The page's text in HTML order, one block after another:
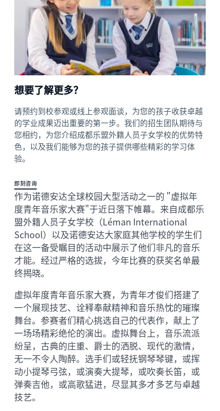
想要了解更多？
请预约到校参观或线上参观面谈，为您的孩子收获卓越
的学业成果迈出重要的第一步。我们的招生团队期待与
您相约，为您介绍成都乐盟外籍人员子女学校的优势特
色，以及我们能够为您的孩子提供哪些精彩的学习体
验。
即刻咨询
作为诺德安达全球校园大型活动之一的 "虚拟年
度青年音乐家大赛"于近日落下帷幕。来自成都乐
盟外籍人员子女学校（Léman International
School）以及诺德安达大家庭其他学校的学生们
在这一备受瞩目的活动中展示了他们非凡的音乐
才能。经过严格的选拔，今年比赛的获奖名单最
终揭晓。
虚拟年度青年音乐家大赛，为青年才俊们搭建了
一个展现技艺、诠释奉献精神和音乐热忱的璀璨
舞台。参赛者们精心挑选自己的代表作，献上了
一场场精彩绝伦的演出。虚拟舞台上，音乐流派
纷呈，古典的庄重、爵士的洒脱、现代的激情，
无一不令人陶醉。选手们或轻抚钢琴琴键，或挥
动小提琴弓弦，或演奏大提琴，或吹奏长笛，或
弹奏吉他，或高歌猛进，尽显其多才多艺与卓越
技艺。